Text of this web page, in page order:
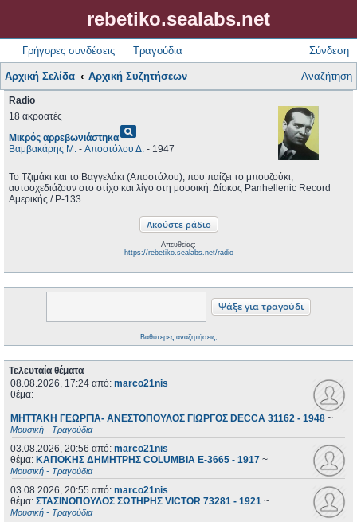
rebetiko.sealabs.net
Γρήγορες συνδέσεις Τραγούδια Σύνδεση
Αρχική Σελίδα Αρχική Συζητήσεων Αναζήτηση
Radio
18 ακροατές
Μικρός αρρεβωνιάστηκαpageview
Βαμβακάρης Μ. - Αποστόλου Δ. - 1947
Το Τζιμάκι και το Βαγγελάκι (Αποστόλου), που παίζει το μπουζούκι,
αυτοσχεδιάζουν στο στίχο και λίγο στη μουσική. Δίσκος Panhellenic Record
Αμερικής / P-133
Απευθείας:
https://rebetiko.sealabs.net/radio
Βαθύτερες αναζητήσεις;
Τελευταία θέματα
08.08.2026, 17:24 από: marco21nis
θέμα:
ΜΗΤΤΑΚΗ ΓΕΩΡΓΙΑ- ΑΝΕΣΤΟΠΟΥΛΟΣ ΓΙΩΡΓΟΣ DECCA 31162 - 1948 ~
Μουσική - Τραγούδια
03.08.2026, 20:56 από: marco21nis
θέμα: ΚΑΠΟΚΗΣ ΔΗΜΗΤΡΗΣ COLUMBIA E-3665 - 1917 ~
Μουσική - Τραγούδια
03.08.2026, 20:55 από: marco21nis
θέμα: ΣΤΑΣΙΝΟΠΟΥΛΟΣ ΣΩΤΗΡΗΣ VICTOR 73281 - 1921 ~
Μουσική - Τραγούδια